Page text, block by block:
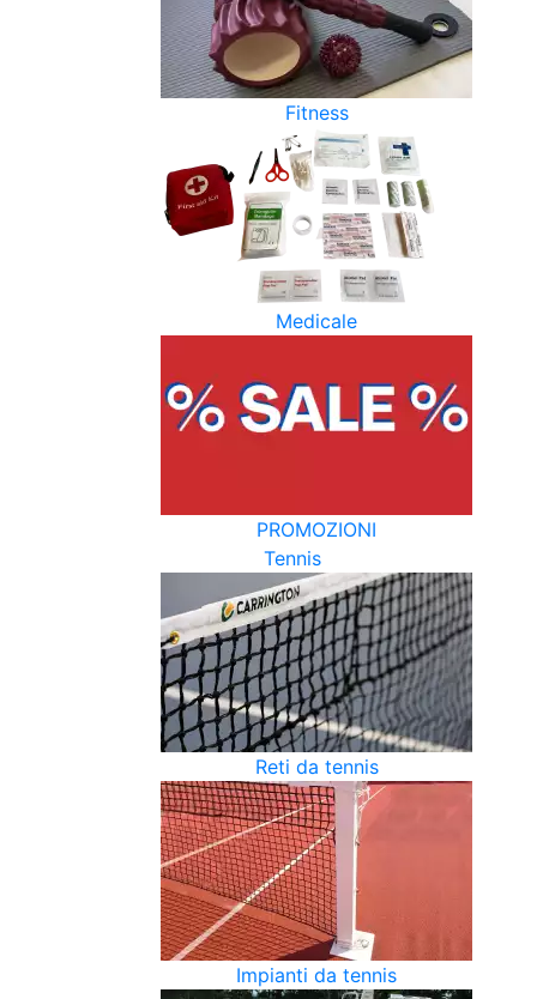
Fitness
Medicale
PROMOZIONI
Tennis
Reti da tennis
Impianti da tennis